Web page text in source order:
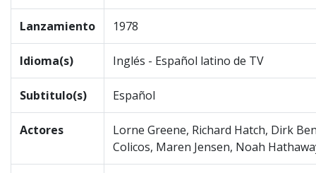
Lanzamiento 1978
Idioma(s) Inglés - Español latino de TV
Subtitulo(s) Español
Actores
Lorne Greene, Richard Hatch, Dirk
Colicos, Maren Jensen, Noah